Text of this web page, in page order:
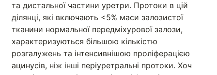
та дистальної частини уретри. Протоки в цій
ділянці, які включають <5% маси залозистої
тканини нормальної передміхурової залози,
характеризуються більшою кількістю
розгалужень та інтенсивнішою проліферацією
ацинусів, ніж інші періуретральні протоки. Хоч